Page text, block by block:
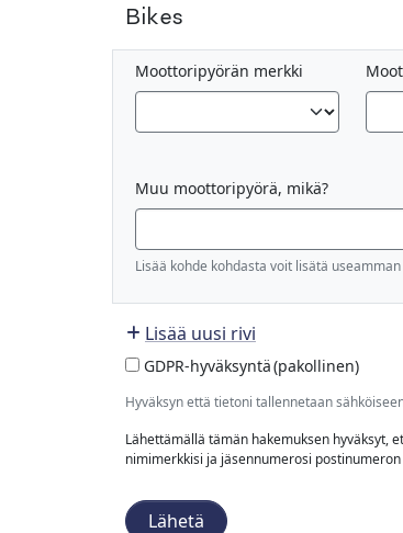
Bikes
Moottoripyörän merkki
Muu moottoripyörä, mikä?
Lisää kohde kohdasta voit lisätä
Lisää uusi rivi
GDPR-hyväksyntä(pakollinen)
Hyväksyn että tietoni tallennetaan
Lähettämällä tämän hakemuksen hyväksyt,
nimimerkkisi ja jäsennumerosi
Lähetä